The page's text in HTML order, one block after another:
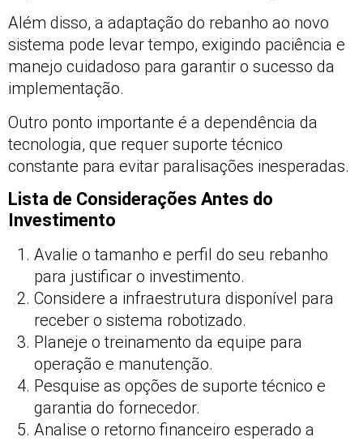
Além disso, a adaptação do rebanho ao novo
sistema pode levar tempo, exigindo paciência e
manejo cuidadoso para garantir o sucesso da
implementação.
Outro ponto importante é a dependência da
tecnologia, que requer suporte técnico
constante para evitar paralisações inesperadas.
Lista de Considerações Antes do
Investimento
Avalie o tamanho e perfil do seu rebanho
para justificar o investimento.
Considere a infraestrutura disponível para
receber o sistema robotizado.
Planeje o treinamento da equipe para
operação e manutenção.
Pesquise as opções de suporte técnico e
garantia do fornecedor.
Analise o retorno financeiro esperado a